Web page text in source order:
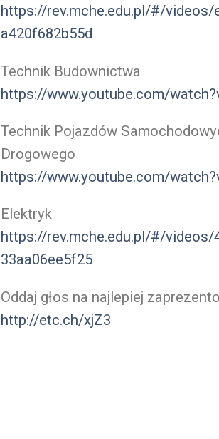
https://rev.mche.edu.pl/#/videos/
a420f682b55d
Technik Budownictwa
https://www.youtube.com/
Technik Pojazdów
Drogowego
https://www.youtube.com/
Elektryk
https://rev.mche.edu.pl/#/
33aa06ee5f25
Oddaj głos na najlepiej
http://etc.ch/xjZ3